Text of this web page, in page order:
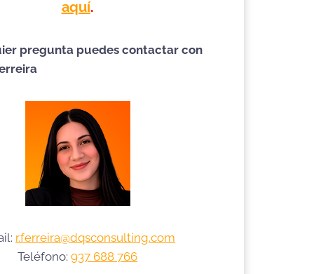
aquí.
pregunta puedes contactar con
r.ferreira@dqsconsulting.com
Teléfono:937 688 766